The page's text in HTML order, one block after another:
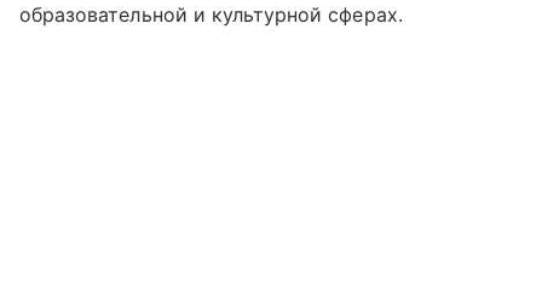
образовательной и культурной сферах.